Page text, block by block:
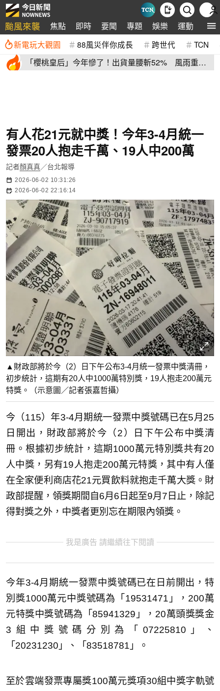
颱風來襲 焦點 即時 要聞 專題 娛樂 運動 全球
新電玩大觀園 88風災伴你成長 跨世代 TCN
「櫻桃皇后」今年慘了！出貨量腰斬52% 風雨重
有人花21元就中獎！今年3-4月統一
發票20人抱走千萬、19人中200萬
記者顏真真／台北報導
2026-06-02 10:31:26
2026-06-02 22:16:14
▲財政部將於今（2）日下午公布3-4月統一發票中獎清冊，
初步統計，這期有20人中1000萬特別獎，19人抱走200萬元
特獎。（示意圖／記者張嘉哲攝）
今（115）年3-4月期統一發票中獎號碼已在5月25
日開出，財政部將於今（2）日下午公布中獎清
冊。根據初步統計，這期1000萬元特別獎共有20
人中獎，另有19人抱走200萬元特獎，其中有人僅
在全家便利商店花21元買飲料就抱走千萬大獎。財
政部提醒，領獎期間自6月6日起至9月7日止，除記
得對獎之外，中獎者更別忘在期限內領獎。
我是廣告 請繼續往下閱讀
今年3-4月期統一發票中獎號碼已在日前開出，特
別獎1000萬元中獎號碼為「19531471」，200萬
元特獎中獎號碼為「85941329」，20萬頭獎獎金
3組中獎號碼分別為「07225810」、
「20231230」、「83518781」。
至於雲端發票專屬獎100萬元獎項30組中獎字軌號